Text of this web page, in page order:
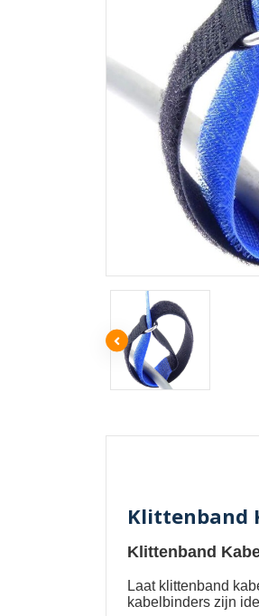
Klittenband
Klittenband
Laat klittenband
kabelbinders zijn